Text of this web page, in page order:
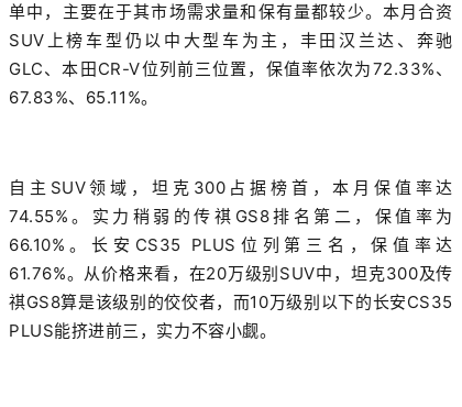
单中，主要在于其市场需求量和保有量都较少。 本月合资
SUV上榜车型仍以中大型车为主，丰田汉兰达、奔驰
GLC、本田CR-V位列前三位置，保值率依次为72.33%、
67.83%、65.11%。
自主SUV领域，坦克300占据榜首，本月保值率达
74.55%。实力稍弱的传祺GS8排名第二，保值率为
66.10%。长安CS35 PLUS位列第三名，保值率达
61.76%。从价格来看，在20万级别SUV中，坦克300及传
祺GS8算是该级别的佼佼者，而10万级别以下的长安CS35
PLUS能挤进前三，实力不容小觑。